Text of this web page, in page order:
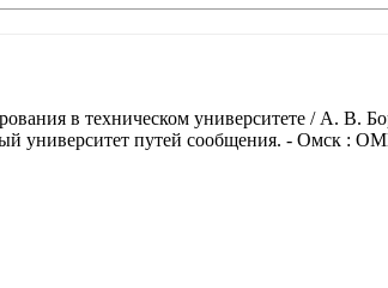
в техническом университете / А. В.
университет путей сообщения. - Омск :